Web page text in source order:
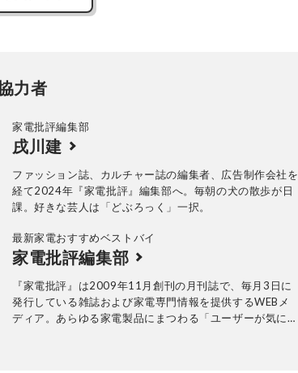
力者
家電批評編集部
戌川建
ファッション誌、カルチャー誌の編集者、広告制作会社を
経て2024年『家電批評』編集部へ。毎朝の犬の散歩が日
課。好きな芸人は「どぶろっく」一択。
最新家電おすすめベストバイ
家電批評編集部
『家電批評』は2009年11月創刊の月刊誌で、毎月3日に
発行している雑誌および家電専門情報を提供するWEBメ
ディア。あらゆる家電製品にまつわる「ユーザーが気にな